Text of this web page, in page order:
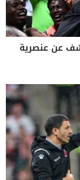
عن عنصرية